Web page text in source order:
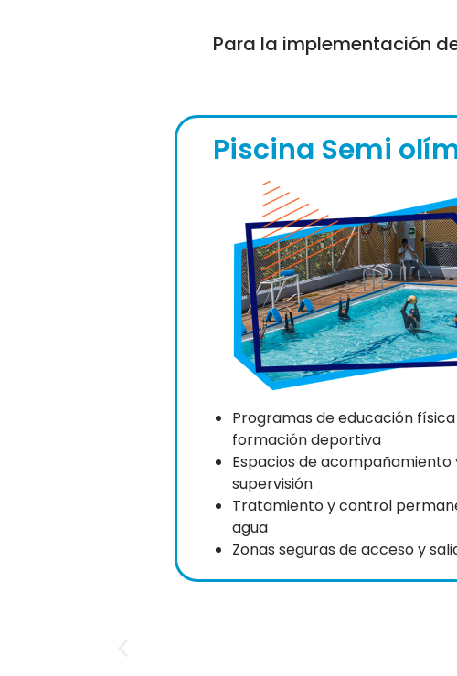
Para la implementación
Piscina Semi
Programas de educación
formación deportiva
Espacios de acompañamiento
supervisión
Tratamiento y control
agua
Zonas seguras de acceso y